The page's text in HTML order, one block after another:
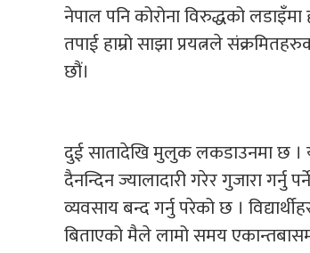
नेपाल पनि कोरोना विरुद्धको
तपाई हाम्रो साझा प्रयत्नले
छौं।
दुई सातादेखि मुलुक लकडाउनमा छ ।
दैनन्दिन ज्यालादारी गरेर गुजारा
व्यवसाय बन्द गर्नु परेको छ ।
बिताएको मैले लामो समय